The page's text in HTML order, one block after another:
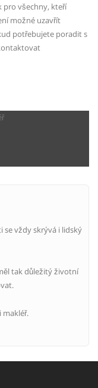
pro všechny, kteří
možné uzavřít
potřebujete poradit s
vždy skrývá i lidský
tak důležitý životní
makléř.